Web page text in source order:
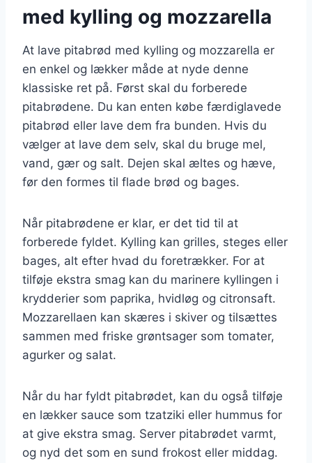
med kylling og mozzarella
At lave pitabrød med kylling og mozzarella er
en enkel og lækker måde at nyde denne
klassiske ret på. Først skal du forberede
pitabrødene. Du kan enten købe færdiglavede
pitabrød eller lave dem fra bunden. Hvis du
vælger at lave dem selv, skal du bruge mel,
vand, gær og salt. Dejen skal æltes og hæve,
før den formes til flade brød og bages.
Når pitabrødene er klar, er det tid til at
forberede fyldet. Kylling kan grilles, steges eller
bages, alt efter hvad du foretrækker. For at
tilføje ekstra smag kan du marinere kyllingen i
krydderier som paprika, hvidløg og citronsaft.
Mozzarellaen kan skæres i skiver og tilsættes
sammen med friske grøntsager som tomater,
agurker og salat.
Når du har fyldt pitabrødet, kan du også tilføje
en lækker sauce som tzatziki eller hummus for
at give ekstra smag. Server pitabrødet varmt,
og nyd det som en sund frokost eller middag.